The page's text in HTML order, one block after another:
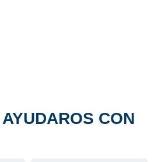
CON